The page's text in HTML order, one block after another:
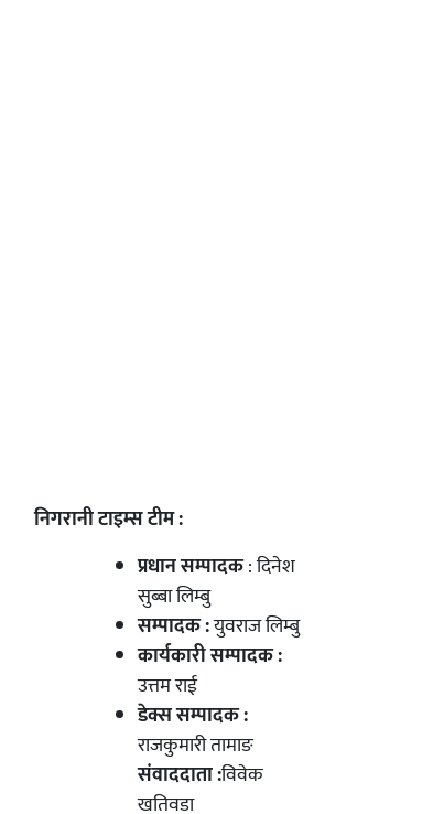
निगरानी टाइम्स टीम :
प्रधान सम्पादक: दिनेश
सुब्बा लिम्बु
सम्पादक :युवराज लिम्बु
कार्यकारी सम्पादक :
उत्तम राई
डेक्स सम्पादक :
राजकुमारी तामाङ
संवाददाता :विवेक
खतिवडा